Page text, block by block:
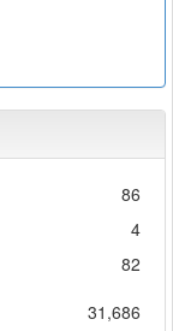
86
4
82
31,686